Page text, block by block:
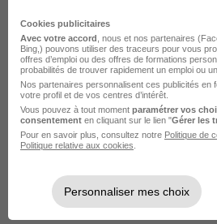
Emploi Animateur ados
Emploi Animateur d'activités
Emploi Animateur de club de
Emploi Animateur jeunesse
Emploi Animateur périscolaire
Emploi Animateur scolaire
Cookies publicitaires
Avec votre accord , nous et nos partenaires
Bing,) pouvons utiliser des traceurs pour vous
offres d’emploi ou des offres de formations
probabilités de trouver rapidement un emploi ou
Nos partenaires personnalisent ces publicités en
votre profil et de vos centres d’intérêt.
Vous pouvez à tout moment paramétrer vos
consentement en cliquant sur le lien "Gérer les
Pour en savoir plus, consultez notre Politique de
Politique relative aux cookies
Personnaliser mes choix